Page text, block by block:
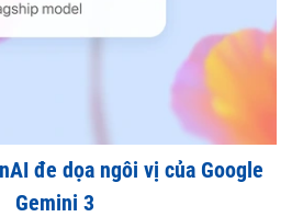
đe dọa ngôi vị của Google
Gemini 3